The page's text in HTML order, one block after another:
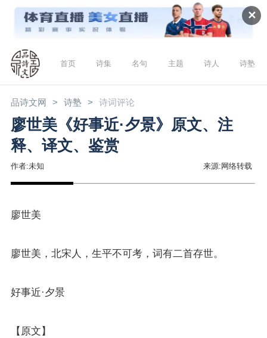
✕
首页 诗集 名句 主题 诗人 诗塾
品诗文网 诗塾 诗词评论
廖世美《好事近·夕景》原文、注
释、译文、鉴赏
作者:未知 来源:网络转载
廖世美
廖世美，北宋人，生平不可考，词有二首存世。
好事近·夕景
【原文】